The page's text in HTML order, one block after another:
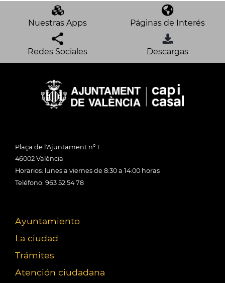
Nuestras Apps Páginas de Interés
Redes Sociales Descargas
Plaça de l'Ajuntament nº 1
46002 València
Horarios: lunes a viernes de 8:30 a 14:00 horas
Teléfono: 963 52 54 78
Ayuntamiento
La ciudad
Trámites
Atención ciudadana